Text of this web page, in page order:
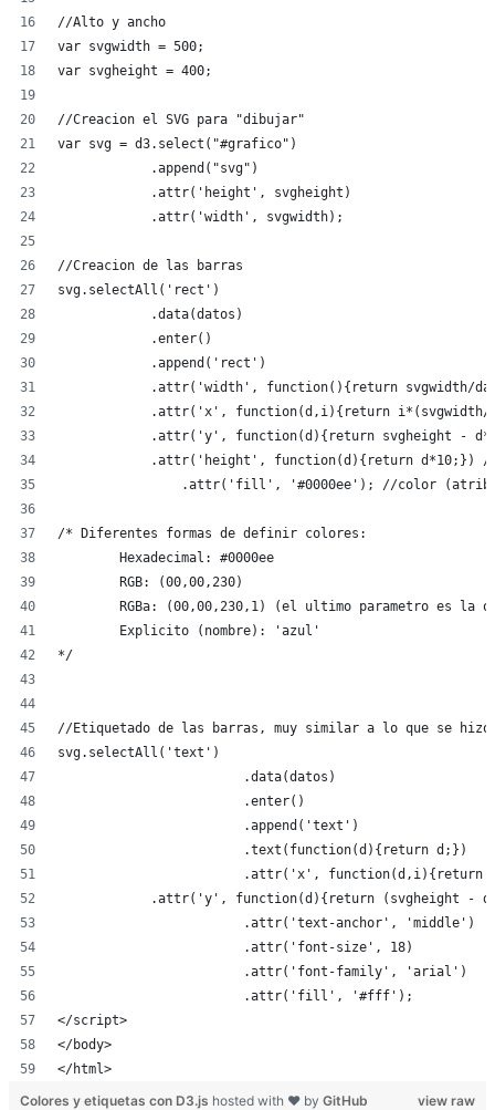
//Alto y ancho
var svgwidth = 500;
var svgheight = 400;
//Creacion el SVG para "dibujar"
var svg = d3.select("#grafico")
            .append("svg")
            .attr('height', svgheight)
            .attr('width', svgwidth);
//Creacion de las barras
svg.selectAll('rect')
            .data(datos)
            .enter()
            .append('rect')
.attr('width', function(){return svgwidth/
.attr('x', function(d,i){return
.attr('y', function(d){return svgheight -
.attr('height', function(d){return d*10;})
.attr('fill', '#0000ee'); //color
/* Diferentes formas de definir colores:
	Hexadecimal: #0000ee
	RGB: (00,00,230)
RGBa: (00,00,230,1) (el ultimo parametro es la
	Explicito (nombre): 'azul'
*/
//Etiquetado de las barras, muy similar a lo que se hizo
svg.selectAll('text')
			.data(datos)
			.enter()
			.append('text')
			.text(function(d){return d;})
.attr('x',
.attr('y', function(d){return (svgheight -
			.attr('text-anchor', 'middle')
			.attr('font-size', 18)
			.attr('font-family', 'arial')
			.attr('fill', '#fff');
</script>
</body>
</html>
view raw
Colores y etiquetas con D3.js hosted with ❤ by GitHub